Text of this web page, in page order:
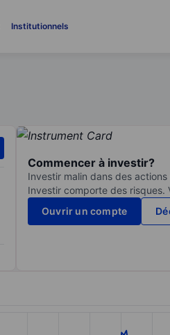
Institutionnels
Commencer à investir?
Investir malin dans des
Investir comporte des risques.
Ouvrir un compte